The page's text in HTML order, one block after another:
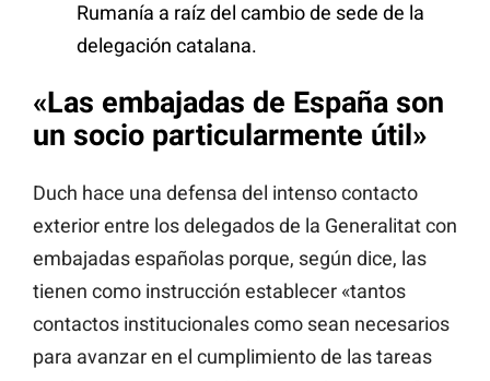
Rumanía a raíz del cambio de sede de la
delegación catalana.
«Las embajadas de España son
un socio particularmente útil»
Duch hace una defensa del intenso contacto
exterior entre los delegados de la Generalitat con
embajadas españolas porque, según dice, las
tienen como instrucción establecer «tantos
contactos institucionales como sean necesarios
para avanzar en el cumplimiento de las tareas